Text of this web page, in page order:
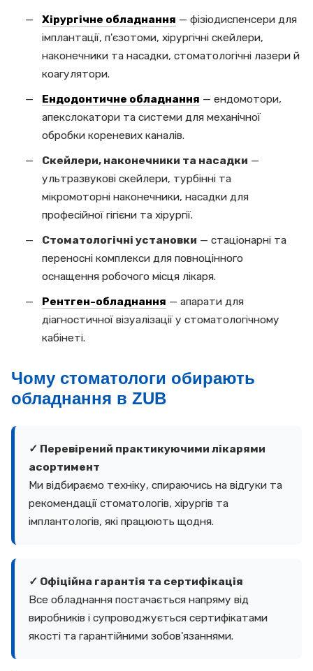
Хірургічне обладнання — фізіодиспенсери для
імплантації, п'єзотоми, хірургічні скейлери,
наконечники та насадки, стоматологічні лазери й
коагулятори.
Ендодонтичне обладнання — ендомотори,
апекслокатори та системи для механічної
обробки кореневих каналів.
Скейлери, наконечники та насадки —
ультразвукові скейлери, турбінні та
мікромоторні наконечники, насадки для
професійної гігієни та хірургії.
Стоматологічні установки — стаціонарні та
переносні комплекси для повноцінного
оснащення робочого місця лікаря.
Рентген-обладнання — апарати для
діагностичної візуалізації у стоматологічному
кабінеті.
Чому стоматологи обирають
обладнання в ZUB
✓ Перевірений практикуючими лікарями
асортимент
Ми відбираємо техніку, спираючись на відгуки та
рекомендації стоматологів, хірургів та
імплантологів, які працюють щодня.
✓ Офіційна гарантія та сертифікація
Все обладнання постачається напряму від
виробників і супроводжується сертифікатами
якості та гарантійними зобов'язаннями.